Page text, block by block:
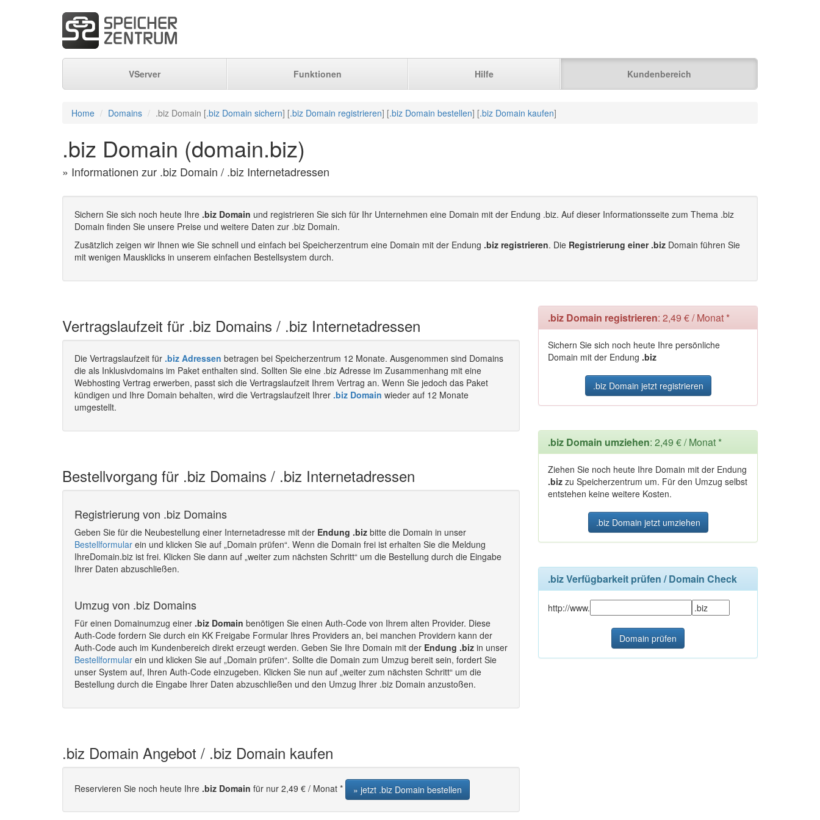
VServer Funktionen Hilfe Kundenbereich
Home Domains .biz Domain [.biz Domain sichern] [.biz Domain registrieren] [.biz Domain bestellen] [.biz Domain kaufen]
.biz Domain (domain.biz)
» Informationen zur .biz Domain / .biz Internetadressen
Sichern Sie sich noch heute Ihre .biz Domain und registrieren Sie sich für Ihr Unternehmen eine Domain mit der Endung .biz. Auf dieser Informationsseite zum Thema .biz
Domain finden Sie unsere Preise und weitere Daten zur .biz Domain.
Zusätzlich zeigen wir Ihnen wie Sie schnell und einfach bei Speicherzentrum eine Domain mit der Endung .biz registrieren. Die Registrierung einer .biz Domain führen Sie
mit wenigen Mausklicks in unserem einfachen Bestellsystem durch.
Vertragslaufzeit für .biz Domains / .biz Internetadressen
Die Vertragslaufzeit für .biz Adressen betragen bei Speicherzentrum 12 Monate. Ausgenommen sind Domains
die als Inklusivdomains im Paket enthalten sind. Sollten Sie eine .biz Adresse im Zusammenhang mit eine
Webhosting Vertrag erwerben, passt sich die Vertragslaufzeit Ihrem Vertrag an. Wenn Sie jedoch das Paket
kündigen und Ihre Domain behalten, wird die Vertragslaufzeit Ihrer .biz Domain wieder auf 12 Monate
umgestellt.
Bestellvorgang für .biz Domains / .biz Internetadressen
Registrierung von .biz Domains
Geben Sie für die Neubestellung einer Internetadresse mit der Endung .biz bitte die Domain in unser
Bestellformular ein und klicken Sie auf „Domain prüfen“. Wenn die Domain frei ist erhalten Sie die Meldung
IhreDomain.biz ist frei. Klicken Sie dann auf „weiter zum nächsten Schritt“ um die Bestellung durch die Eingabe
Ihrer Daten abzuschließen.
Umzug von .biz Domains
Für einen Domainumzug einer .biz Domain benötigen Sie einen Auth-Code von Ihrem alten Provider. Diese
Auth-Code fordern Sie durch ein KK Freigabe Formular Ihres Providers an, bei manchen Providern kann der
Auth-Code auch im Kundenbereich direkt erzeugt werden. Geben Sie Ihre Domain mit der Endung .biz in unser
Bestellformular ein und klicken Sie auf „Domain prüfen“. Sollte die Domain zum Umzug bereit sein, fordert Sie
unser System auf, Ihren Auth-Code einzugeben. Klicken Sie nun auf „weiter zum nächsten Schritt“ um die
Bestellung durch die Eingabe Ihrer Daten abzuschließen und den Umzug Ihrer .biz Domain anzustoßen.
.biz Domain Angebot / .biz Domain kaufen
Reservieren Sie noch heute Ihre .biz Domain für nur 2,49 € / Monat * » jetzt .biz Domain bestellen
.biz Domain registrieren: 2,49 € / Monat *
Sichern Sie sich noch heute Ihre persönliche
Domain mit der Endung .biz
.biz Domain jetzt registrieren
.biz Domain umziehen: 2,49 € / Monat *
Ziehen Sie noch heute Ihre Domain mit der Endung
.biz zu Speicherzentrum um. Für den Umzug selbst
entstehen keine weitere Kosten.
.biz Domain jetzt umziehen
.biz Verfügbarkeit prüfen / Domain Check
http://www.